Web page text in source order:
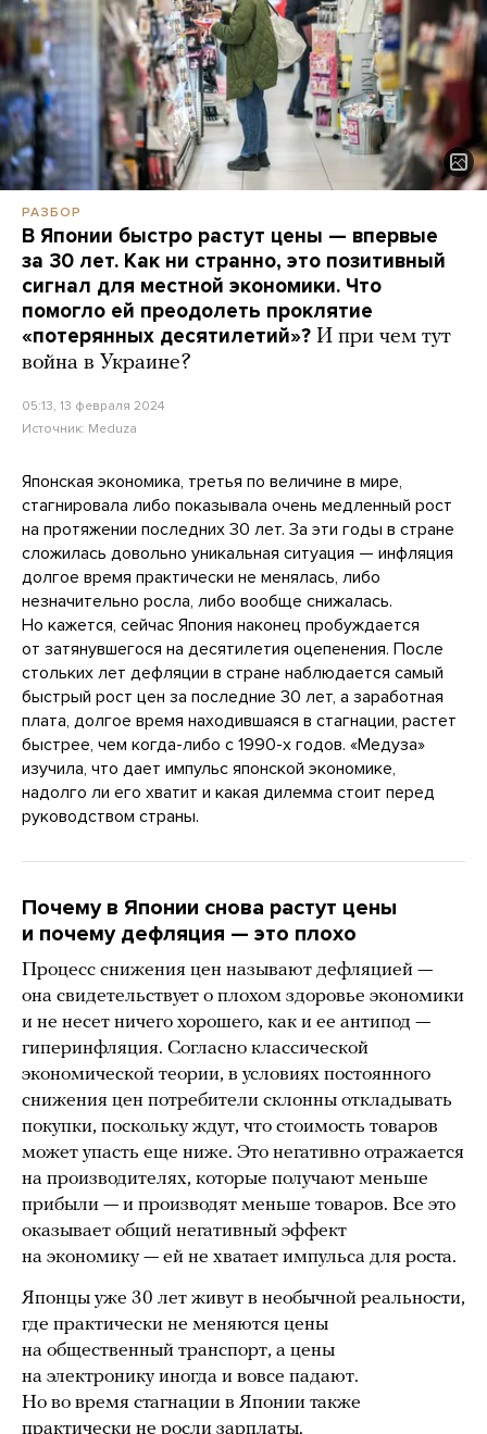
РАЗБОР
В Японии быстро растут цены — впервые
за 30 лет. Как ни странно, это позитивный
сигнал для местной экономики. Что
помогло ей преодолеть проклятие
«потерянных десятилетий»? И при чем тут
война в Украине?
05:13, 13 февраля 2024
Источник: Meduza
Японская экономика, третья по величине в мире,
стагнировала либо показывала очень медленный рост
на протяжении последних 30 лет. За эти годы в стране
сложилась довольно уникальная ситуация — инфляция
долгое время практически не менялась, либо
незначительно росла, либо вообще снижалась.
Но кажется, сейчас Япония наконец пробуждается
от затянувшегося на десятилетия оцепенения. После
стольких лет дефляции в стране наблюдается самый
быстрый рост цен за последние 30 лет, а заработная
плата, долгое время находившаяся в стагнации, растет
быстрее, чем когда-либо с 1990-х годов. «Медуза»
изучила, что дает импульс японской экономике,
надолго ли его хватит и какая дилемма стоит перед
руководством страны.
Почему в Японии снова растут цены
и почему дефляция — это плохо
Процесс снижения цен называют дефляцией —
она свидетельствует о плохом здоровье экономики
и не несет ничего хорошего, как и ее антипод —
гиперинфляция. Согласно классической
экономической теории, в условиях постоянного
снижения цен потребители склонны откладывать
покупки, поскольку ждут, что стоимость товаров
может упасть еще ниже. Это негативно отражается
на производителях, которые получают меньше
прибыли — и производят меньше товаров. Все это
оказывает общий негативный эффект
на экономику — ей не хватает импульса для роста.
Японцы уже 30 лет живут в необычной реальности,
где практически не меняются цены
на общественный транспорт, а цены
на электронику иногда и вовсе падают.
Но во время стагнации в Японии также
практически не росли зарплаты.